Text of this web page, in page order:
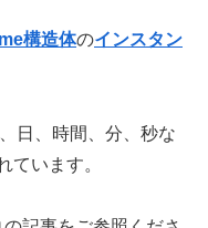
構造体のインスタン
日、時間、分、秒な
ています。